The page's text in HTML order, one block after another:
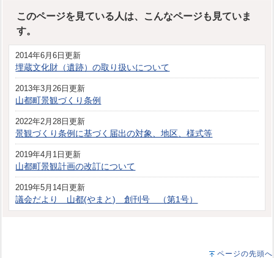
このページを見ている人は、こんなページも見ていま
す。
2014年6月6日更新
埋蔵文化財（遺跡）の取り扱いについて
2013年3月26日更新
山都町景観づくり条例
2022年2月28日更新
景観づくり条例に基づく届出の対象、地区、様式等
2019年4月1日更新
山都町景観計画の改訂について
2019年5月14日更新
議会だより 山都(やまと) 創刊号 （第1号）
ページの先頭へ